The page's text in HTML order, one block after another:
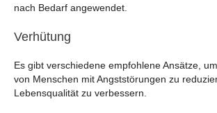
nach Bedarf angewendet.
Verhütung
Es gibt verschiedene empfohlene Ansätze,
von Menschen mit Angststörungen zu
Lebensqualität zu verbessern.